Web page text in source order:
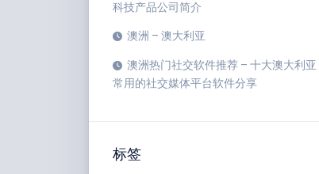
科技产品公司简介
澳洲 – 澳大利亚
澳洲热门社交软件推荐 – 十大澳大利亚
常用的社交媒体平台软件分享
标签